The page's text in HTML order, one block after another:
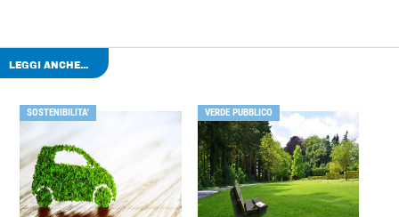
LEGGI ANCHE...
SOSTENIBILITA' VERDE PUBBLICO